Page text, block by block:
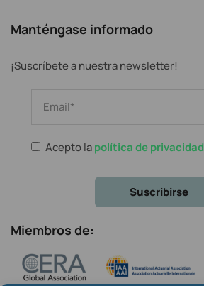
Manténgase informado
¡Suscríbete a nuestra newsletter!
Acepto lapolítica de privacidad
Miembros de: